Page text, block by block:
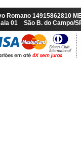
Romano
01 São B. do